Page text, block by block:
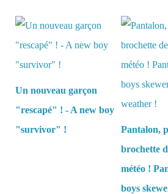
Un nouveau garçon
"rescapé" ! - A new boy
"survivor" !
Pantalon,
brochette
météo !
boys